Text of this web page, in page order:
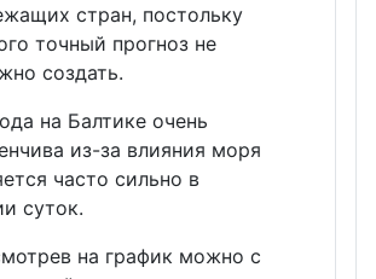
стран, постольку
точный прогноз не
создать.
на Балтике очень
из-за влияния моря
часто сильно в
суток.
на график можно с